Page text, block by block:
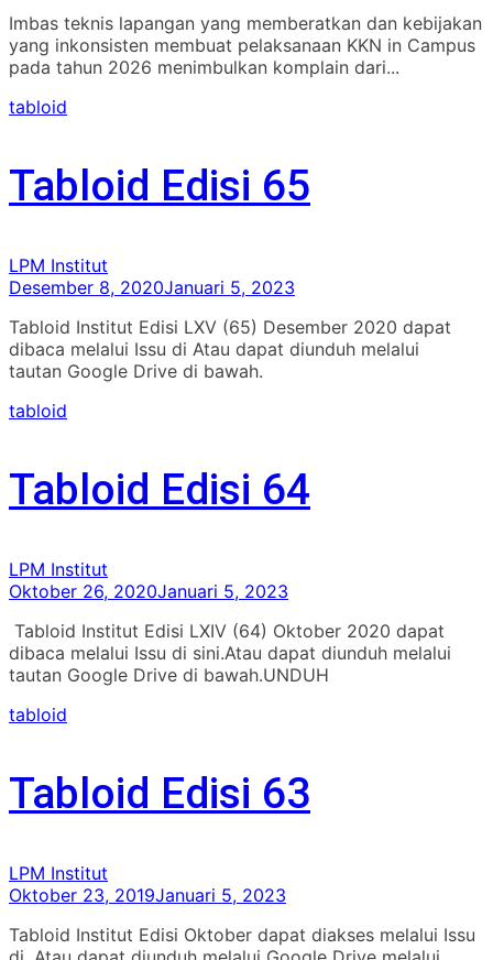
Imbas teknis lapangan yang memberatkan dan kebijakan
yang inkonsisten membuat pelaksanaan KKN in Campus
pada tahun 2026 menimbulkan komplain dari...
tabloid
Tabloid Edisi 65
LPM Institut
Desember 8, 2020Januari 5, 2023
Tabloid Institut Edisi LXV (65) Desember 2020 dapat
dibaca melalui Issu di Atau dapat diunduh melalui
tautan Google Drive di bawah.
tabloid
Tabloid Edisi 64
LPM Institut
Oktober 26, 2020Januari 5, 2023
Tabloid Institut Edisi LXIV (64) Oktober 2020 dapat
dibaca melalui Issu di sini.Atau dapat diunduh melalui
tautan Google Drive di bawah.UNDUH
tabloid
Tabloid Edisi 63
LPM Institut
Oktober 23, 2019Januari 5, 2023
Tabloid Institut Edisi Oktober dapat diakses melalui Issu